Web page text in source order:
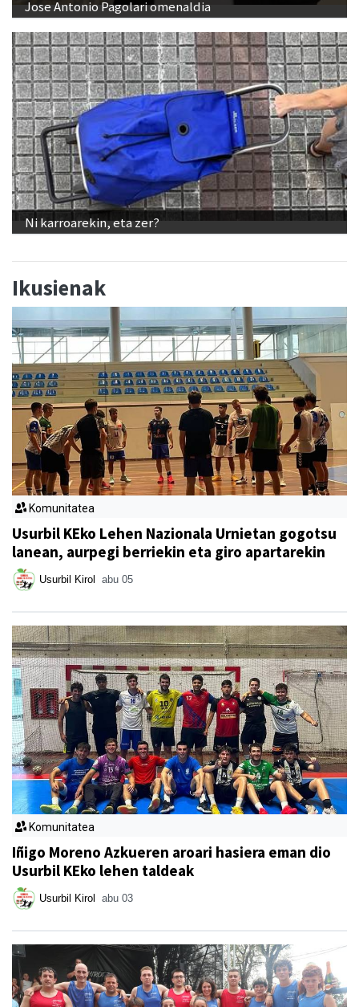
Jose Antonio Pagolari omenaldia
Ni karroarekin, eta zer?
Ikusienak
Komunitatea
Usurbil KEko Lehen Nazionala Urnietan gogotsu
lanean, aurpegi berriekin eta giro apartarekin
Usurbil Kirol abu 05
Komunitatea
Iñigo Moreno Azkueren aroari hasiera eman dio
Usurbil KEko lehen taldeak
Usurbil Kirol abu 03